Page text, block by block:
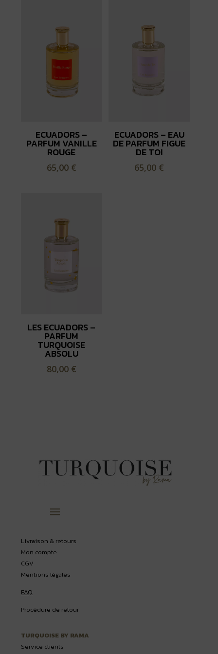
ECUADORS –
PARFUM VANILLE
ROUGE
65,00 €
ECUADORS – EAU
DE PARFUM FIGUE
DE TOI
65,00 €
LES ECUADORS –
PARFUM
TURQUOISE
ABSOLU
80,00 €
Livraison & retours
Mon compte
CGV
Mentions légales
FAQ
Procédure de retour
TURQUOISE BY RAMA
Service clients